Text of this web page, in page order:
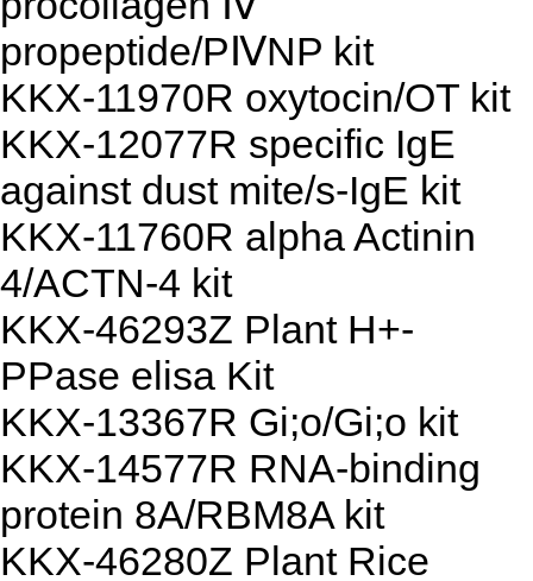
propeptide/PⅣNP kit
KKX-11970R oxytocin/OT kit
KKX-12077R specific IgE
against dust mite/s-IgE kit
KKX-11760R alpha Actinin
4/ACTN-4 kit
KKX-46293Z Plant H+-
PPase elisa Kit
KKX-13367R Gi;o/Gi;o kit
KKX-14577R RNA-binding
protein 8A/RBM8A kit
KKX-46280Z Plant Rice